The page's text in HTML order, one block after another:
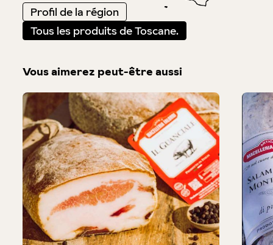
Profil de la région
Tous les produits de Toscane.
Vous aimerez peut-être aussi
Produktgalerie überspringen